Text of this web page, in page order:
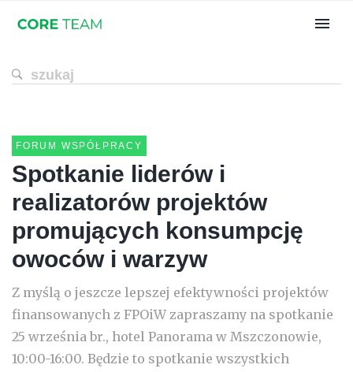
FORUM WSPÓŁPRACY
Spotkanie liderów i
realizatorów projektów
promujących konsumpcję
owoców i warzyw
Z myślą o jeszcze lepszej efektywności projektów
finansowanych z FPOiW zapraszamy na spotkanie
25 września br., hotel Panorama w Mszczonowie,
10:00-16:00. Będzie to spotkanie wszystkich